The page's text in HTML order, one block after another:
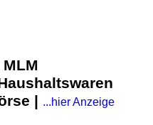
| ...hier Anzeige